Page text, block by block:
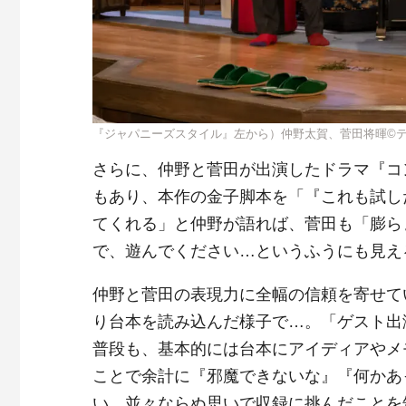
『ジャパニーズスタイル』左から）仲野太賀、菅田将暉©
さらに、仲野と菅田が出演したドラマ『
もあり、本作の金子脚本を「『これも試
てくれる」と仲野が語れば、菅田も「膨
で、遊んでください…というふうにも見
仲野と菅田の表現力に全幅の信頼を寄せ
り台本を読み込んだ様子で…。「ゲスト
普段も、基本的には台本にアイディアや
ことで余計に『邪魔できないな』『何か